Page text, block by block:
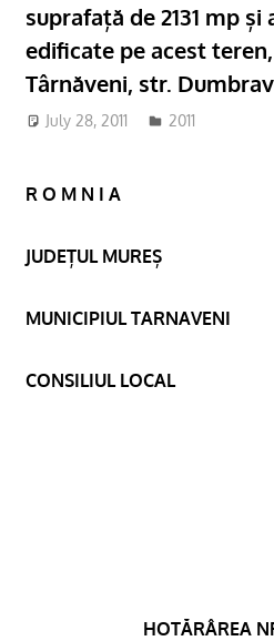
suprafață de 2131 mp
edificate pe acest
Târnăveni, str.
July 28, 2011 2011
R O M N I A
JUDEȚUL MUREȘ
MUNICIPIUL TARNAVENI
CONSILIUL LOCAL
HOTĂRÂREA